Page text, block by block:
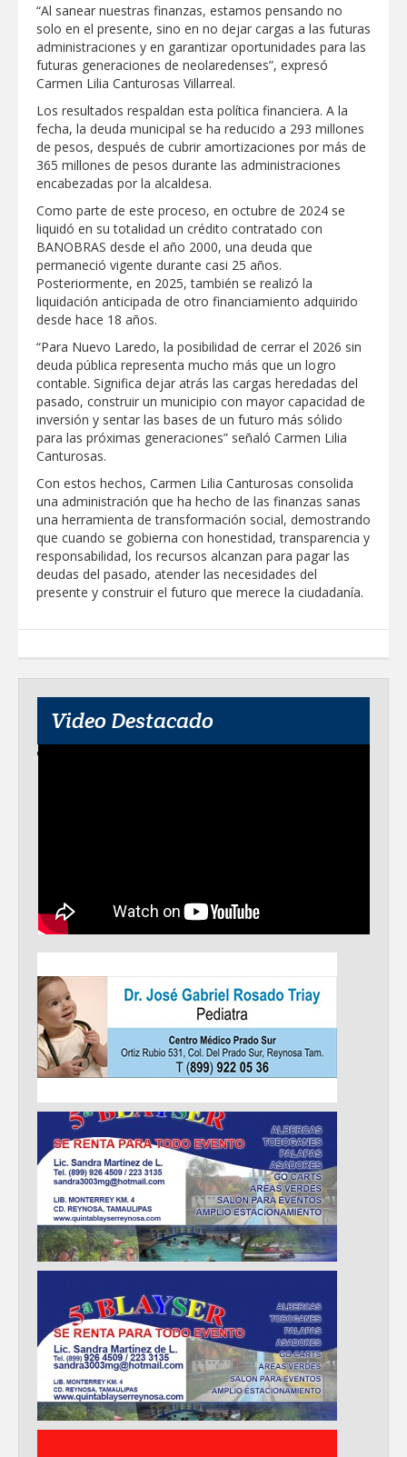
“Al sanear nuestras finanzas, estamos pensando no
solo en el presente, sino en no dejar cargas a las futuras
administraciones y en garantizar oportunidades para las
futuras generaciones de neolaredenses”, expresó
Carmen Lilia Canturosas Villarreal.
Los resultados respaldan esta política financiera. A la
fecha, la deuda municipal se ha reducido a 293 millones
de pesos, después de cubrir amortizaciones por más de
365 millones de pesos durante las administraciones
encabezadas por la alcaldesa.
Como parte de este proceso, en octubre de 2024 se
liquidó en su totalidad un crédito contratado con
BANOBRAS desde el año 2000, una deuda que
permaneció vigente durante casi 25 años.
Posteriormente, en 2025, también se realizó la
liquidación anticipada de otro financiamiento adquirido
desde hace 18 años.
“Para Nuevo Laredo, la posibilidad de cerrar el 2026 sin
deuda pública representa mucho más que un logro
contable. Significa dejar atrás las cargas heredadas del
pasado, construir un municipio con mayor capacidad de
inversión y sentar las bases de un futuro más sólido
para las próximas generaciones” señaló Carmen Lilia
Canturosas.
Con estos hechos, Carmen Lilia Canturosas consolida
una administración que ha hecho de las finanzas sanas
una herramienta de transformación social, demostrando
que cuando se gobierna con honestidad, transparencia y
responsabilidad, los recursos alcanzan para pagar las
deudas del pasado, atender las necesidades del
presente y construir el futuro que merece la ciudadanía.
Video Destacado